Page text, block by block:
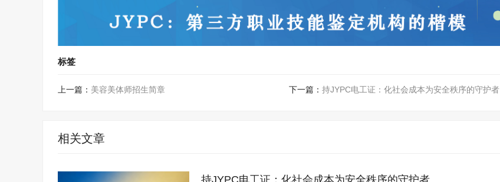
标签
上一篇： 美容美体师招生简章 下一篇： 持JYPC电工证：化社会成本为安全秩序的守护者
相关文章
持JYPC电工证：化社会成本为安全秩序的守护者